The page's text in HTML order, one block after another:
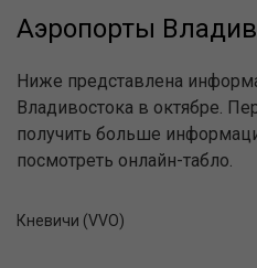
Аэропорты
Ниже представлена
Владивостока в октябре.
получить больше
посмотреть онлайн-табло.
Кневичи (VVO)